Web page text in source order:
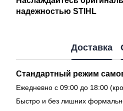
надежностью STIHL
Доставка
Стандартный режим
Ежедневно с 09:00 до 18:00
Быстро и без лишних